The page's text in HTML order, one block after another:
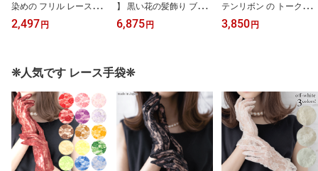
染めの フリル レースグ
ローブ 生成 日本製 hs-00
7s 手袋 ブライダルグロ
袋 レース手袋 レース パ
ーティー用グローブ ホワ
イト オフホワイト 白 生
成り 成人式 卒業式 振袖
袴 コスプレ 新婦 結婚式
2,497円
】 黒い花の髪飾り ブラ
ックフラワー の ヘッド
ドレス 髪飾り 黒 ブラッ
式 ヘアクリップ 黒い花
スワロフスキー パール
卒業式髪飾り 成人式髪飾
り チュール髪飾り 黒一
色 ブライダル 振袖 袴 花
6,875円
テンリボン の トーク帽
黒 ブラック 日本製 so02
9 ヘッドドレス トークハ
袖 袴 リボン 卒業式髪飾
り 成人式髪飾り チュー
ル
3,850円
❊人気です レース手袋❊